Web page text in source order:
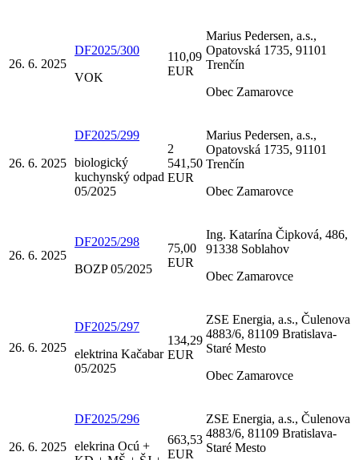
26. 6. 2025
DF2025/300
VOK
110,09
EUR
Marius Pedersen, a.s.,
Opatovská 1735, 91101
Trenčín
Obec Zamarovce
26. 6. 2025
DF2025/299
biologický
kuchynský odpad
05/2025
2
541,50
EUR
Marius Pedersen, a.s.,
Opatovská 1735, 91101
Trenčín
Obec Zamarovce
26. 6. 2025
DF2025/298
BOZP 05/2025
75,00
EUR
Ing. Katarína Čipková, 486,
91338 Soblahov
Obec Zamarovce
26. 6. 2025
DF2025/297
elektrina Kačabar
05/2025
134,29
EUR
ZSE Energia, a.s., Čulenova
4883/6, 81109 Bratislava-
Staré Mesto
Obec Zamarovce
26. 6. 2025
DF2025/296
elekrina Ocú +
663,53
EUR
ZSE Energia, a.s., Čulenova
4883/6, 81109 Bratislava-
Staré Mesto